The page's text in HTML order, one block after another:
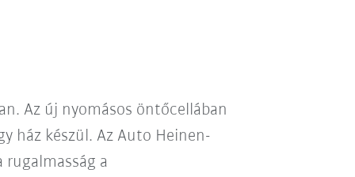
Az új nyomásos öntőcellában
ház készül. Az Auto Heinen-
a